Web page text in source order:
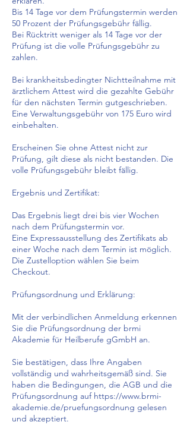
Bis 14 Tage vor dem Prüfungstermin werden
50 Prozent der Prüfungsgebühr fällig.
Bei Rücktritt weniger als 14 Tage vor der
Prüfung ist die volle Prüfungsgebühr zu
zahlen.
Bei krankheitsbedingter Nichtteilnahme mit
ärztlichem Attest wird die gezahlte Gebühr
für den nächsten Termin gutgeschrieben.
Eine Verwaltungsgebühr von 175 Euro wird
einbehalten.
Erscheinen Sie ohne Attest nicht zur
Prüfung, gilt diese als nicht bestanden. Die
volle Prüfungsgebühr bleibt fällig.
Ergebnis und Zertifikat:
Das Ergebnis liegt drei bis vier Wochen
nach dem Prüfungstermin vor.
Eine Expressausstellung des Zertifikats ab
einer Woche nach dem Termin ist möglich.
Die Zustelloption wählen Sie beim
Checkout.
Prüfungsordnung und Erklärung:
Mit der verbindlichen Anmeldung erkennen
Sie die Prüfungsordnung der brmi
Akademie für Heilberufe gGmbH an.
Sie bestätigen, dass Ihre Angaben
vollständig und wahrheitsgemäß sind. Sie
haben die Bedingungen, die AGB und die
Prüfungsordnung auf https://www.brmi-
akademie.de/pruefungsordnung gelesen
und akzeptiert.